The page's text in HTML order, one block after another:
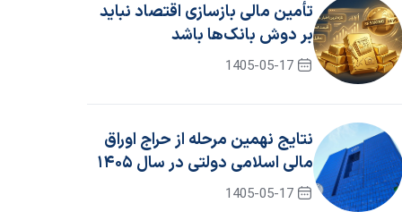
تأمین مالی بازسازی اقتصاد نباید
بر دوش بانک‌ها باشد
1405-05-17
نتایج نهمین مرحله از حراج اوراق
مالی اسلامی دولتی در سال ۱۴۰۵
/ جزئیات برگزاری حراج دهم
1405-05-17